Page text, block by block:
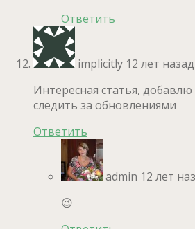
Ответить
implicitly 12 лет назад
Интересная статья,
следить за обновлениями
Ответить
admin 12 лет
😉